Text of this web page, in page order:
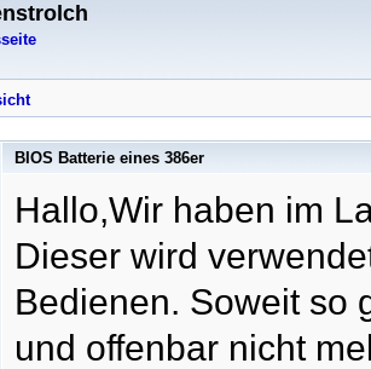
BIOS Batterie eines 386er
Hallo,Wir haben im
Dieser wird
Bedienen. Soweit so
und offenbar nicht